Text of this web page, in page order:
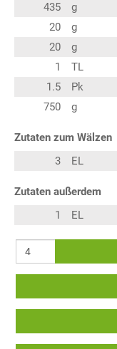
435 g
20
g
20
g
1
TL
1.5
Pk
750
g
Zutaten zum Wälzen
3
EL
Zutaten außerdem
1
EL